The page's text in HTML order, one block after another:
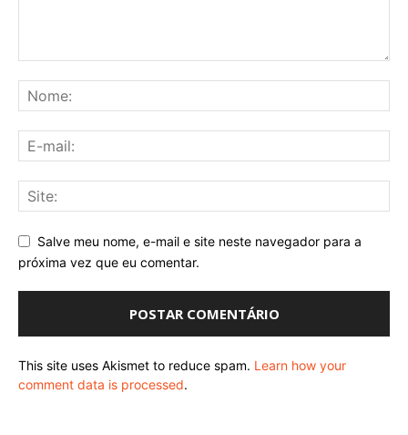
Salve meu nome, e-mail e site neste navegador para a
próxima vez que eu comentar.
This site uses Akismet to reduce spam. Learn how your
comment data is processed.